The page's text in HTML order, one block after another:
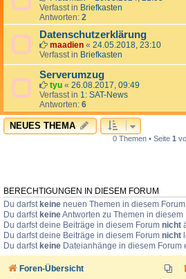
Verfasst in Briefkasten
Antworten: 2
Datenschutzerklärung
maadien « 24.05.2018, 23:10
Verfasst in Briefkasten
Serverumzug
tyu « 26.08.2017, 09:49
Verfasst in 1: SAT-News
Antworten: 6
NEUES THEMA
0 Themen • Seite 1
BERECHTIGUNGEN IN DIESEM FORUM
Du darfst keine neuen Themen in diesem
Du darfst keineAntworten zu Themen in diesem
Du darfst deine Beiträge in diesem Forum nicht
Du darfst deine Beiträge in diesem Forum nicht
Du darfst keine Dateianhänge in diesem Forum
Foren-Übersicht